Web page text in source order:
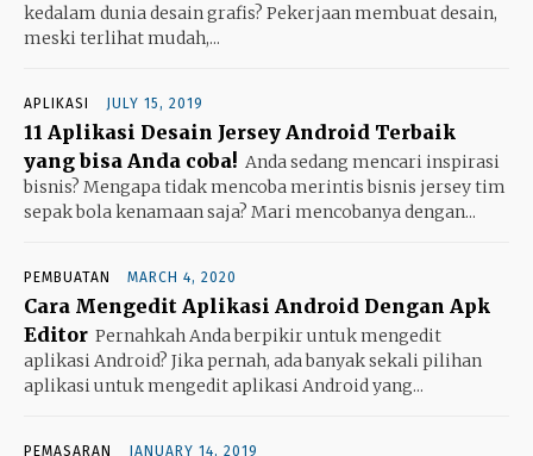
kedalam dunia desain grafis? Pekerjaan membuat desain,
meski terlihat mudah,...
APLIKASI JULY 15, 2019
11 Aplikasi Desain Jersey Android Terbaik
yang bisa Anda coba! Anda sedang mencari inspirasi
bisnis? Mengapa tidak mencoba merintis bisnis jersey tim
sepak bola kenamaan saja? Mari mencobanya dengan...
PEMBUATAN MARCH 4, 2020
Cara Mengedit Aplikasi Android Dengan Apk
Editor Pernahkah Anda berpikir untuk mengedit
aplikasi Android? Jika pernah, ada banyak sekali pilihan
aplikasi untuk mengedit aplikasi Android yang...
PEMASARAN JANUARY 14, 2019